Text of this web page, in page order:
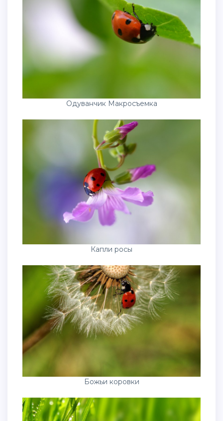
Одуванчик Макросъемка
Капли росы
Божьи коровки